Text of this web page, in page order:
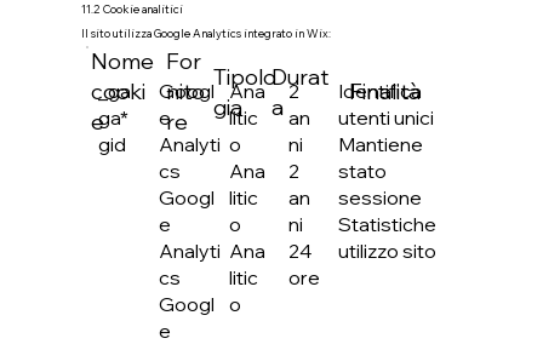
11.2 Cookie analitici
Il sito utilizza Google Analytics integrato in Wix:
_ga
ga*
gid
Googl
e
Analyti
cs
Googl
e
Analyti
cs
Googl
e
Ana
litic
o
Ana
litic
o
Ana
litic
o
2
an
ni
2
an
ni
24
ore
Identifica
utenti unici
Mantiene
stato
sessione
Statistiche
utilizzo sito
Nome
cooki
e
For
nito
re
Tipolo
gia
Durat
a
Finalità